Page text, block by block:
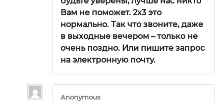
Вам не поможет. 2х3 это
нормально. Так что звоните, даже
в выходные вечером – только не
очень поздно. Или пишите запрос
на электронную почту.
Anonymous